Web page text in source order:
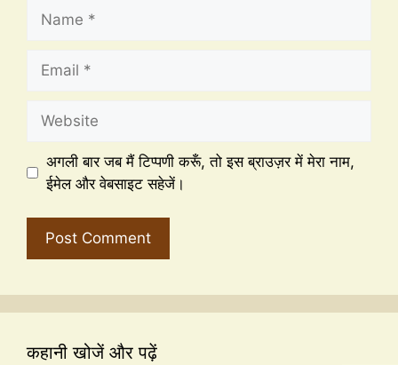
अगली बार जब मैं टिप्पणी करूँ, तो इस ब्राउज़र में मेरा नाम,
ईमेल और वेबसाइट सहेजें।
कहानी खोजें और पढ़ें